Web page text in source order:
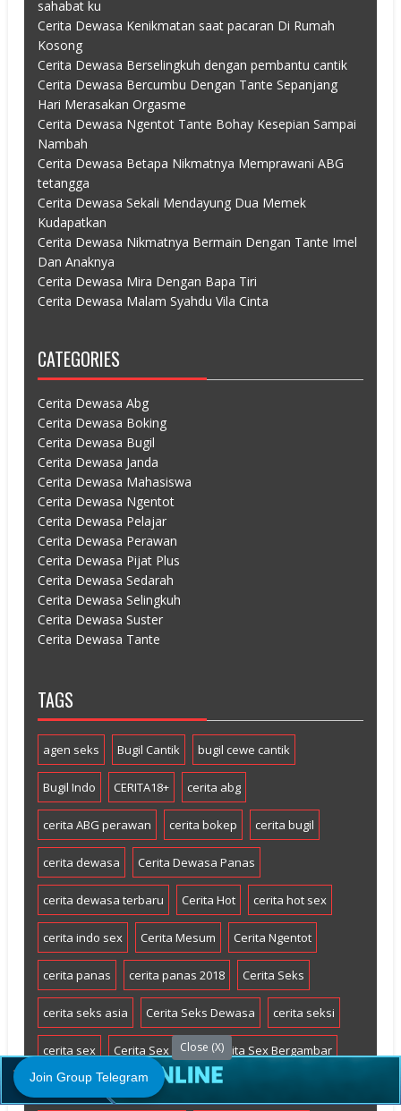
sahabat ku
Cerita Dewasa Kenikmatan saat pacaran Di Rumah
Kosong
Cerita Dewasa Berselingkuh dengan pembantu cantik
Cerita Dewasa Bercumbu Dengan Tante Sepanjang
Hari Merasakan Orgasme
Cerita Dewasa Ngentot Tante Bohay Kesepian Sampai
Nambah
Cerita Dewasa Betapa Nikmatnya Memprawani ABG
tetangga
Cerita Dewasa Sekali Mendayung Dua Memek
Kudapatkan
Cerita Dewasa Nikmatnya Bermain Dengan Tante Imel
Dan Anaknya
Cerita Dewasa Mira Dengan Bapa Tiri
Cerita Dewasa Malam Syahdu Vila Cinta
CATEGORIES
Cerita Dewasa Abg
Cerita Dewasa Boking
Cerita Dewasa Bugil
Cerita Dewasa Janda
Cerita Dewasa Mahasiswa
Cerita Dewasa Ngentot
Cerita Dewasa Pelajar
Cerita Dewasa Perawan
Cerita Dewasa Pijat Plus
Cerita Dewasa Sedarah
Cerita Dewasa Selingkuh
Cerita Dewasa Suster
Cerita Dewasa Tante
TAGS
agen seks Bugil Cantik bugil cewe cantik
Bugil Indo CERITA18+ cerita abg
cerita ABG perawan cerita bokep cerita bugil
cerita dewasa Cerita Dewasa Panas
cerita dewasa terbaru Cerita Hot cerita hot sex
cerita indo sex Cerita Mesum Cerita Ngentot
cerita panas cerita panas 2018 Cerita Seks
cerita seks asia Cerita Seks Dewasa cerita seksi
cerita sex Cerita Sex ABG Cerita Sex Bergambar
Cerita sex dewasa cerita sex mertua
Close (X)
Join Group Telegram